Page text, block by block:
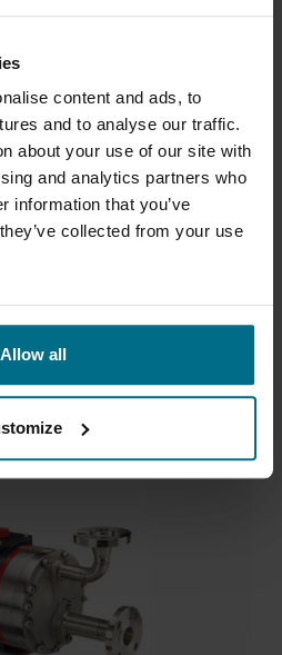
content and ads, to
and to analyse our traffic.
about your use of our site with
and analytics partners who
information that you’ve
collected from your use
Allow all
SPECIFIC
compactas e de alto
máxima 17 bar